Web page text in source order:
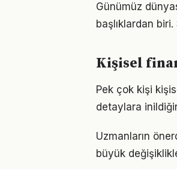
Günümüz
başlıklardan
Kişisel
Pek çok kişi
detaylara
Uzmanların
büyük